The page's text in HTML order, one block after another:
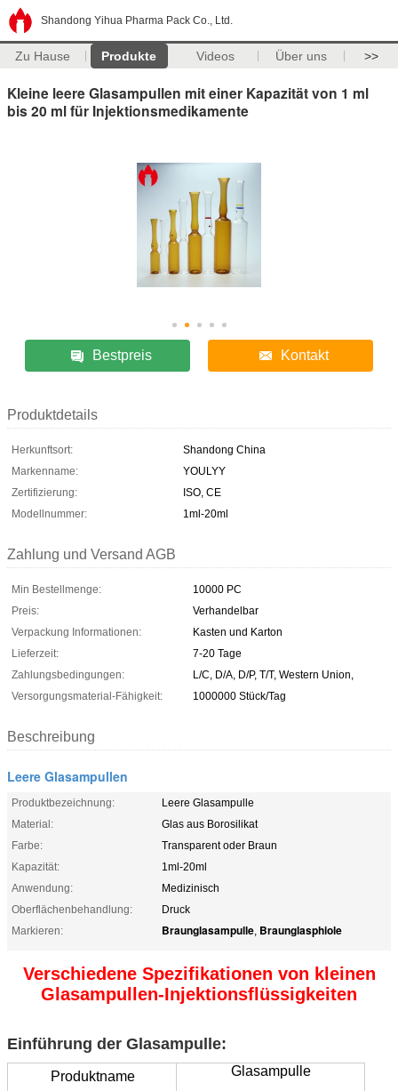
Shandong Yihua Pharma Pack Co., Ltd.
Zu Hause Produkte Videos Über uns >>
Kleine leere Glasampullen mit einer Kapazität von 1 ml
bis 20 ml für Injektionsmedikamente
Bestpreis Kontakt
Produktdetails
Herkunftsort:
Shandong China
Markenname:
YOULYY
Zertifizierung:
ISO, CE
Modellnummer:
1ml-20ml
Zahlung und Versand AGB
Min Bestellmenge:
10000 PC
Preis:
Verhandelbar
Verpackung Informationen:
Kasten und Karton
Lieferzeit:
7-20 Tage
Zahlungsbedingungen:
L/C, D/A, D/P, T/T, Western Union,
Versorgungsmaterial-Fähigkeit:
1000000 Stück/Tag
Beschreibung
Leere Glasampullen
Produktbezeichnung:
Leere Glasampulle
Material:
Glas aus Borosilikat
Farbe:
Transparent oder Braun
Kapazität:
1ml-20ml
Anwendung:
Medizinisch
Oberflächenbehandlung:
Druck
Markieren:
Braunglasampulle, Braunglasphiole
Verschiedene Spezifikationen von kleinen
Glasampullen-Injektionsflüssigkeiten
Einführung der Glasampulle:
Produktname Glasampulle